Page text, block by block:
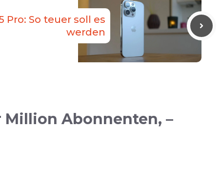
Pro: So teuer soll es
werden
Million Abonnenten, –